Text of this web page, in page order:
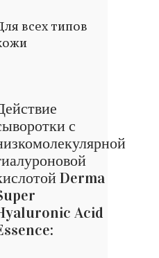
всех типов
с
Derma
Acid